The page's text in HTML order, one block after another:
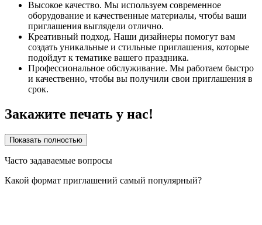
Высокое качество. Мы используем современное
оборудование и качественные материалы, чтобы ваши
приглашения выглядели отлично.
Креативный подход. Наши дизайнеры помогут вам
создать уникальные и стильные приглашения, которые
подойдут к тематике вашего праздника.
Профессиональное обслуживание. Мы работаем быстро
и качественно, чтобы вы получили свои приглашения в
срок.
Закажите печать у нас!
Показать полностью
Часто задаваемые вопросы
Какой формат приглашений самый популярный?